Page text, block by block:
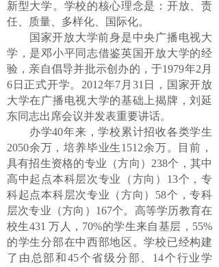
新型大学。学校的核心理念是：开放、责
任、质量、多样化、国际化。
国家开放大学前身是中央广播电视大
学，是邓小平同志借鉴英国开放大学的经
验，亲自倡导并批示创办的，于1979年2月
6日正式开学。2012年7月31日，国家开放
大学在广播电视大学的基础上揭牌，刘延
东同志出席会议并发表重要讲话。
办学40年来，学校累计招收各类学生
2050余万，培养毕业生1512余万。目前，
具有招生资格的专业（方向）238个，其中
高中起点本科层次专业（方向）13个，专
科起点本科层次专业（方向）58个，专科
层次专业（方向）167个。高等学历教育在
校生431 万人，70%的学生来自基层，55%
的学生分部在中西部地区。学校已经构建
了由总部和45个省级分部、14个行业学